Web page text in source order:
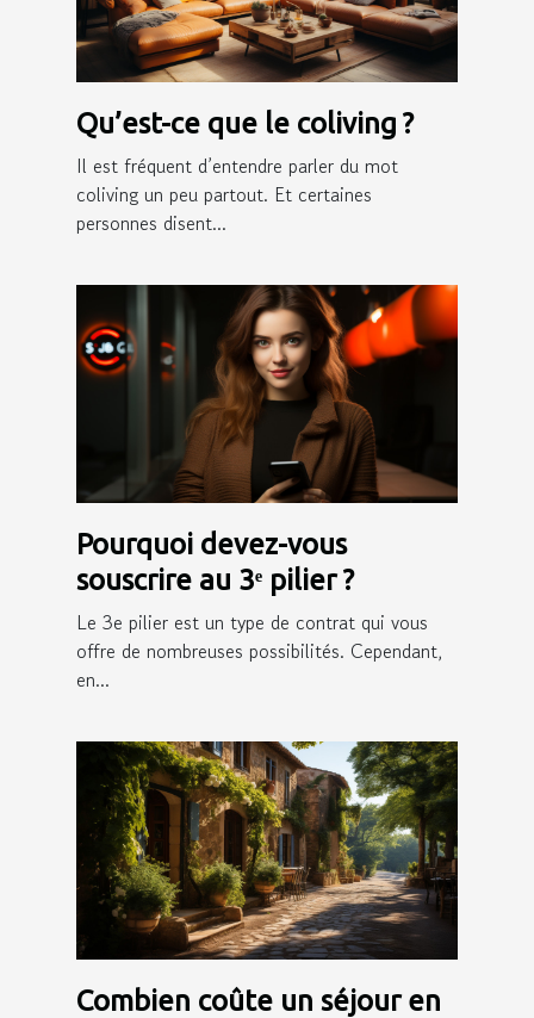
Qu’est-ce que le coliving ?
Il est fréquent d’entendre parler du mot
coliving un peu partout. Et certaines
personnes disent...
Pourquoi devez-vous
souscrire au 3ᵉ pilier ?
Le 3e pilier est un type de contrat qui vous
offre de nombreuses possibilités. Cependant,
en...
Combien coûte un séjour en